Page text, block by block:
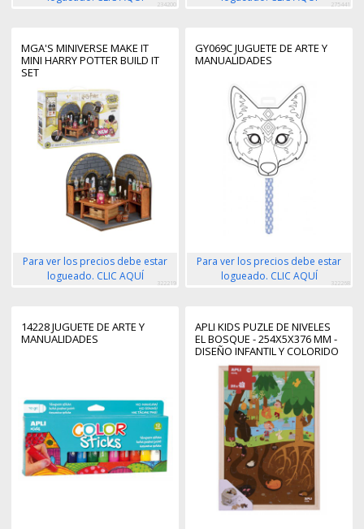
234200 275441
MGA'S MINIVERSE MAKE IT
MINI HARRY POTTER BUILD IT
SET
Para ver los precios debe estar
logueado. CLIC AQUÍ
322219
GY069C JUGUETE DE ARTE Y
MANUALIDADES
Para ver los precios debe estar
logueado. CLIC AQUÍ
322268
14228 JUGUETE DE ARTE Y
MANUALIDADES
APLI KIDS PUZLE DE NIVELES
EL BOSQUE - 254X5X376 MM -
DISEÑO INFANTIL Y COLORIDO
- PIEZAS RESISTENTES Y
SEGURAS - MEJORA LA
CONCENTRACION Y LA
PERCEPCION ESPACIAL -
BOLSA DE ALGODON
ORGANICO INCLUIDA